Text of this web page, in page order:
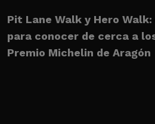
Pit Lane Walk y Hero
para conocer de cerca a
Premio Michelin de Aragón